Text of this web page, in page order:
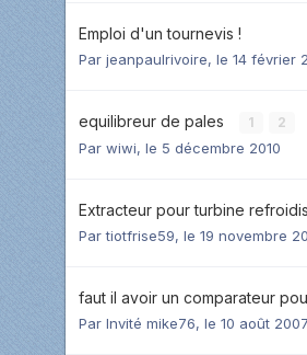
Emploi d'un tournevis !
Par jeanpaulrivoire, le 14 février
equilibreur de pales 1 2
Par wiwi, le 5 décembre 2010
Extracteur pour turbine
Partiotfrise59, le 19 novembre
faut il avoir un comparateur
Par Invité mike76, le 10 août 2007